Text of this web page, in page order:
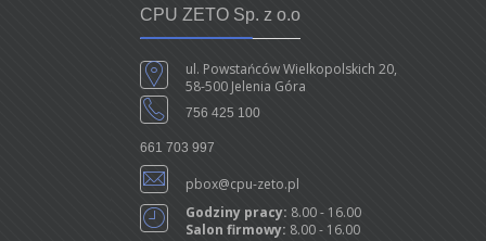
CPU ZETO Sp. z o.o
ul. Powstańców Wielkopolskich 20,
58-500 Jelenia Góra
756 425 100
661 703 997
pbox@cpu-zeto.pl
Godziny pracy: 8.00 - 16.00
Salon firmowy: 8.00 - 16.00